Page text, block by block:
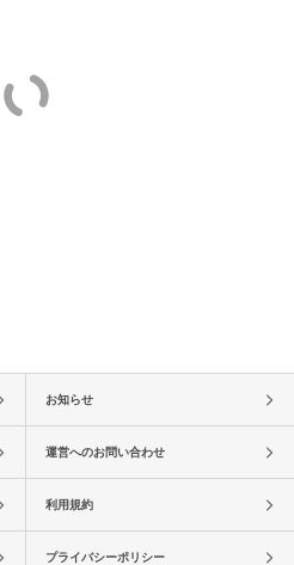
お知らせ
運営へのお問い合わせ
利用規約
プライバシーポリシー